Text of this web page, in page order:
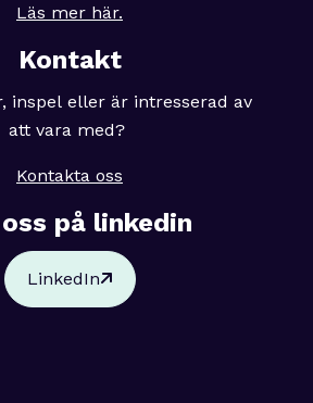
Läs mer här.
Kontakt
inspel eller är intresserad av
att vara med?
Kontakta oss
på linkedin
LinkedIn